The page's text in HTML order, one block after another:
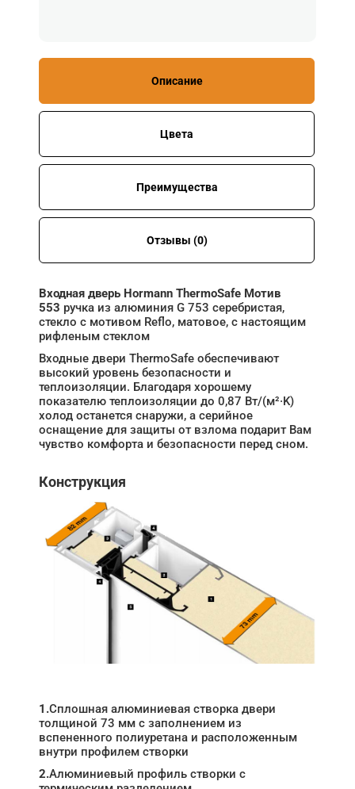
Описание
Цвета
Преимущества
Отзывы (0)
Входная дверь Hormann ThermoSafe Мотив
553 ручка из алюминия G 753 серебристая,
стекло с мотивом Reflo, матовое, с настоящим
рифленым стеклом
Входные двери ThermoSafe обеспечивают
высокий уровень безопасности и
теплоизоляции. Благодаря хорошему
показателю теплоизоляции до 0,87 Вт/(м²·K)
холод останется снаружи, а серийное
оснащение для защиты от взлома подарит Вам
чувство комфорта и безопасности перед сном.
Конструкция
1.Сплошная алюминиевая створка двери
толщиной 73 мм с заполнением из
вспененного полиуретана и расположенным
внутри профилем створки
2.Алюминиевый профиль створки с